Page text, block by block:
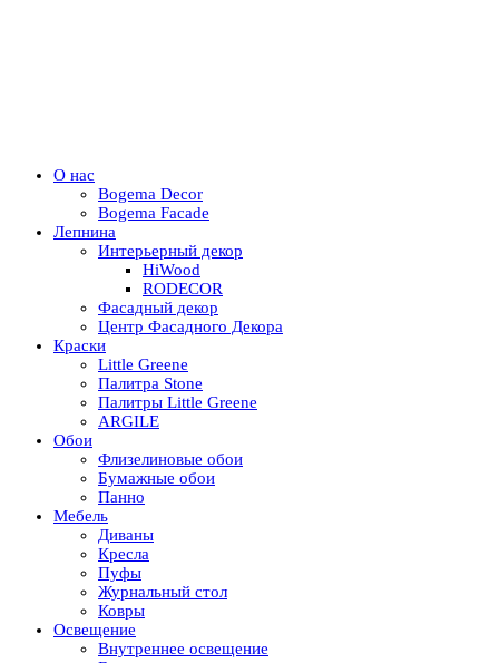
О нас
Bogema Decor
Bogema Facade
Лепнина
Интерьерный декор
HiWood
RODECOR
Фасадный декор
Центр Фасадного Декора
Краски
Little Greene
Палитра Stone
Палитры Little Greene
ARGILE
Обои
Флизелиновые обои
Бумажные обои
Панно
Мебель
Диваны
Кресла
Пуфы
Журнальный стол
Ковры
Освещение
Внутреннее освещение